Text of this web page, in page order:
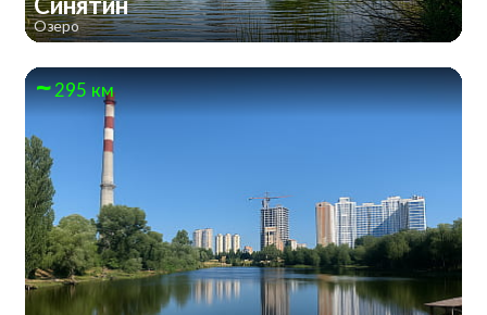
Озеро
295 км